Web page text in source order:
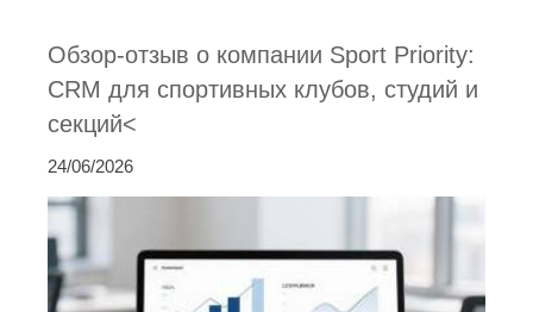
Обзор-отзыв о компании Sport Priority:
CRM для спортивных клубов, студий и
секций<
24/06/2026